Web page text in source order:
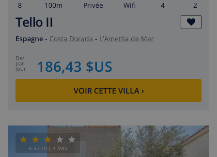
8 100m privée wifi 4 2
Tello II
Espagne - Costa Dorada - L'Ametlla de Mar
de/
par
jour 186,43 $US
VOIR CETTE VILLA›
6.5 / 10 | 1 AVIS